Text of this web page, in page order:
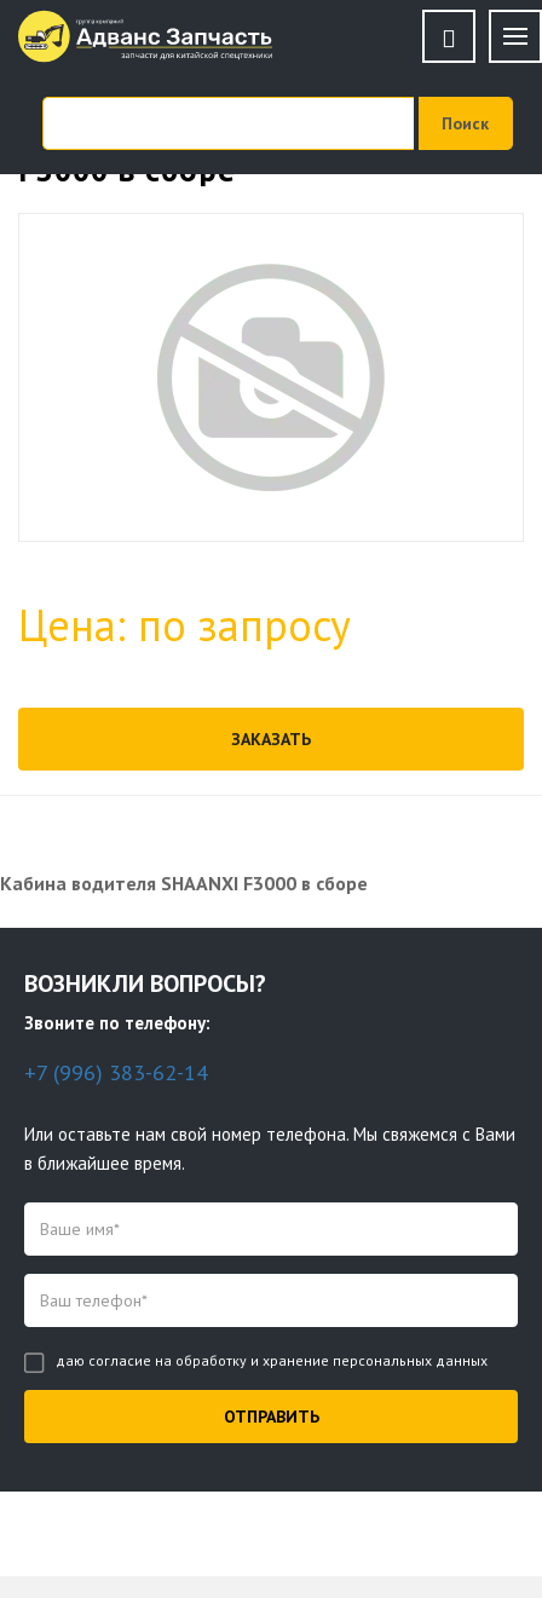
Кабина водителя SHAANXI
F3000 в сборе
Цена: по запросу
ЗАКАЗАТЬ
Кабина водителя SHAANXI F3000 в сборе
ВОЗНИКЛИ ВОПРОСЫ?
Звоните по телефону:
+7 (996) 383-62-14
Или оставьте нам свой номер телефона. Мы свяжемся с Вами
в ближайшее время.
даю согласие на обработку и хранение персональных данных